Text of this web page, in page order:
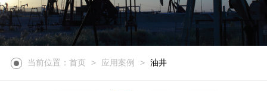
当前位置：首页 > 应用案例 > 油井